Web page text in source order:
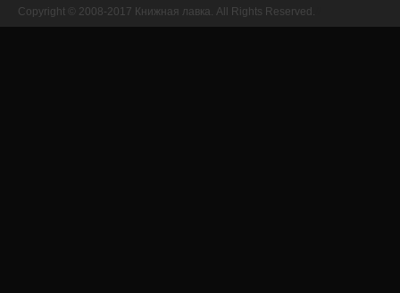
Copyright © 2008-2017 Книжная лавка. All Rights Reserved.